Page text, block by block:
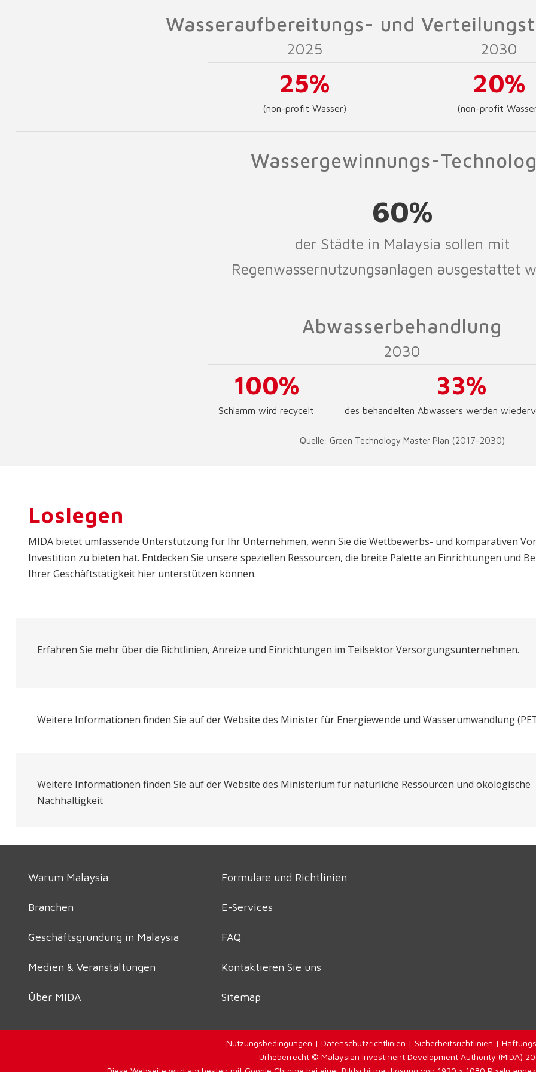
Wasseraufbereitungs- und
2025 2030
25%
(non-profit Wasser)
20%
(non-profit
Wassergewinnungs-
60%
der Städte in Malaysia sollen mit
Regenwassernutzungsanlagen ausgestattet
Abwasserbehandlung
2030
100%
Schlamm wird recycelt
33%
des behandelten Abwassers werden
Quelle: Green Technology Master Plan (2017-2030)
Loslegen
MIDA bietet umfassende Unterstützung für Ihr Unternehmen, wenn Sie die Wettbewerbs- und komparativen
Investition zu bieten hat. Entdecken Sie unsere speziellen Ressourcen, die breite Palette an Einrichtungen und
Ihrer Geschäftstätigkeit hier unterstützen können.
Erfahren Sie mehr über die Richtlinien, Anreize und Einrichtungen im Teilsektor Versorgungsunternehmen.
Weitere Informationen finden Sie auf der Website des Minister für Energiewende und Wasserumwandlung
Weitere Informationen finden Sie auf der Website des Ministerium für natürliche Ressourcen und ökologische
Nachhaltigkeit
Warum Malaysia
Branchen
Geschäftsgründung in Malaysia
Medien & Veranstaltungen
Über MIDA
Formulare und Richtlinien
E-Services
FAQ
Kontaktieren Sie uns
Sitemap
Nutzungsbedingungen | Datenschutzrichtlinien | Sicherheitsrichtlinien |
Urheberrecht © Malaysian Investment Development Authority (MIDA)